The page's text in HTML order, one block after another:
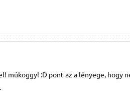
múkoggy! :D pont az a lényege, hogy